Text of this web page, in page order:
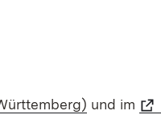
und im